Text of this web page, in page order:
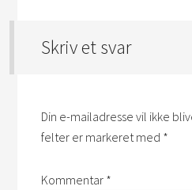
Skriv et svar
Din e-mailadresse vil ikke
felter er markeret med *
Kommentar *